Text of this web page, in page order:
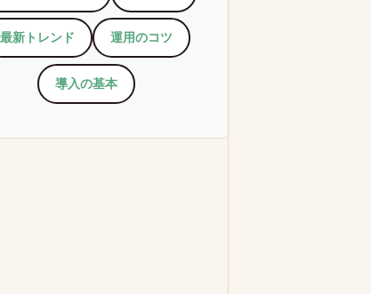
最新トレンド 運用のコツ
導入の基本